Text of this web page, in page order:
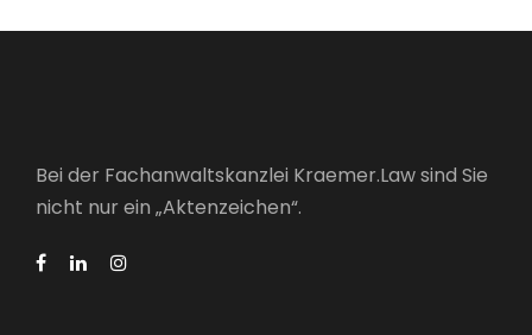
Bei der Fachanwaltskanzlei Kraemer.Law sind Sie
nicht nur ein „Aktenzeichen“.